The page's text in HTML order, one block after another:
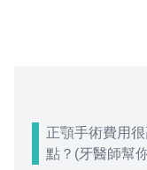
正顎手術費用
點？(牙醫師幫